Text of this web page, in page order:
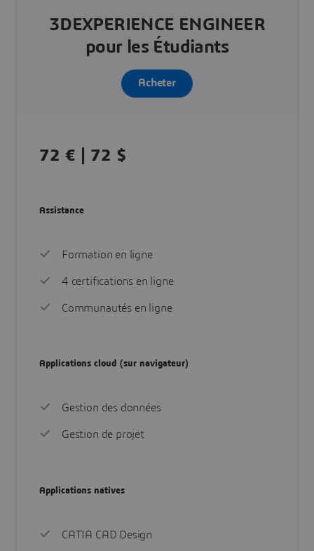
3DEXPERIENCE ENGINEER
pour les Étudiants
Acheter
72 € | 72 $
Assistance
Formation en ligne
4 certifications en ligne
Communautés en ligne
Applications cloud (sur navigateur)
Gestion des données
Gestion de projet
Applications natives
CATIA CAD Design